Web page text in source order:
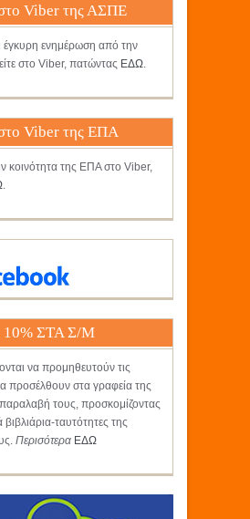
Viber της ΑΣΠΕ
έγκυρη ενημέρωση από την
στο Viber, πατώντας ΕΔΩ
Viber της ΕΠΑ
κοινότητα της ΕΠΑ στο Viber,
ΣΤΑ Σ/Μ
να προμηθευτούν τις
προσέλθουν στα γραφεία της
τους, προσκομίζοντας
βιβλιάρια-ταυτότητες της
Περισότερα ΕΔΩ